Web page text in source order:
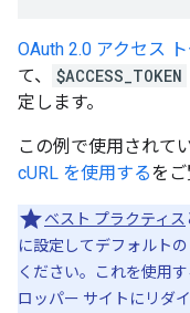
OAuth 2.0 アクセス
て、
$ACCESS_TOKEN
定します。
この例で使用されて
cURL を使用するをご
ベスト プラクティス
に設定してデフォルト
ください。これを使用
ロッパー サイトにリダ